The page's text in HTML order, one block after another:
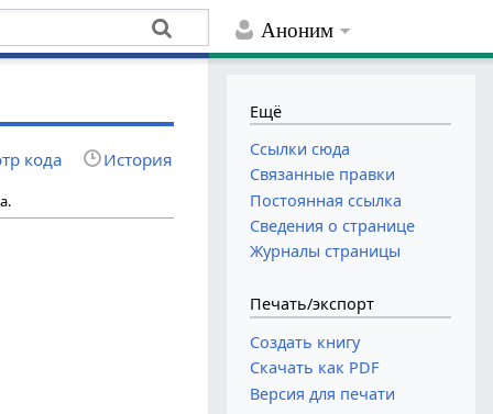
Аноним
кода История
Ещё
Ссылки сюда
Связанные правки
Постоянная ссылка
Сведения о странице
Журналы страницы
Печать/экспорт
Создать книгу
Скачать как PDF
Версия для печати